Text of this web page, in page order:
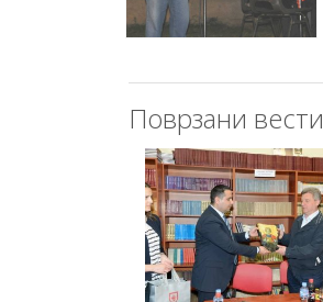
Поврзани вести